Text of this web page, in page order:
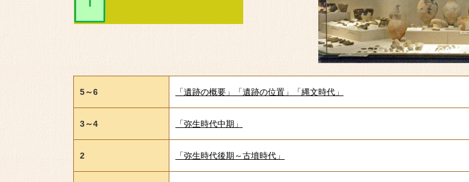
5～6 「遺跡の概要」「遺跡の位置」「縄文時代」
3～4 「弥生時代中期」
2 「弥生時代後期～古墳時代」